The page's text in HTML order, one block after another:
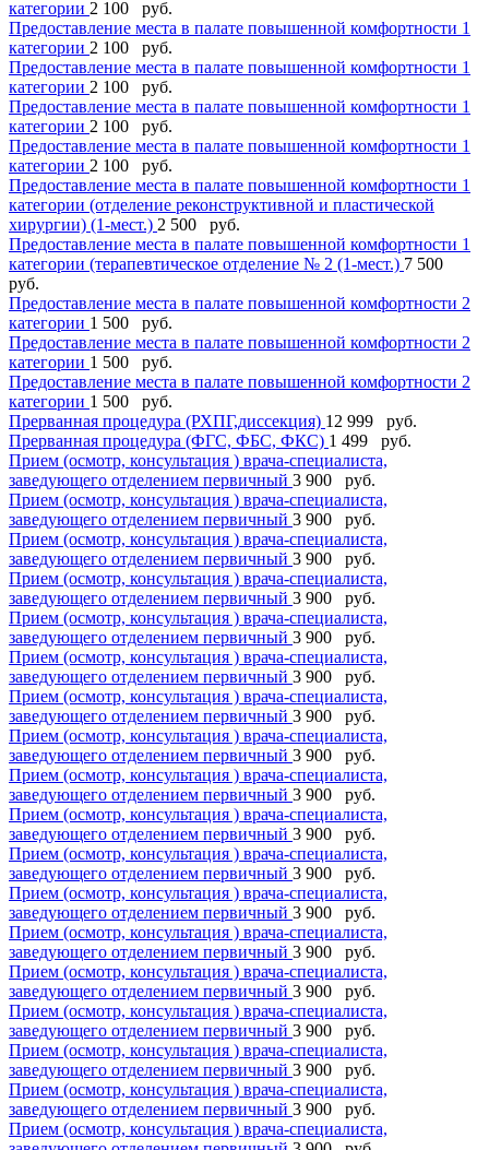
категории 2 100 руб.
Предоставление места в палате повышенной комфортности 1
категории 2 100 руб.
Предоставление места в палате повышенной комфортности 1
категории 2 100 руб.
Предоставление места в палате повышенной комфортности 1
категории 2 100 руб.
Предоставление места в палате повышенной комфортности 1
категории 2 100 руб.
Предоставление места в палате повышенной комфортности 1
категории (отделение реконструктивной и пластической
хирургии) (1-мест.) 2 500 руб.
Предоставление места в палате повышенной комфортности 1
категории (терапевтическое отделение № 2 (1-мест.) 7 500
руб.
Предоставление места в палате повышенной комфортности 2
категории 1 500 руб.
Предоставление места в палате повышенной комфортности 2
категории 1 500 руб.
Предоставление места в палате повышенной комфортности 2
категории 1 500 руб.
Прерванная процедура (РХПГ,диссекция) 12 999 руб.
Прерванная процедура (ФГС, ФБС, ФКС) 1 499 руб.
Прием (осмотр, консультация ) врача-специалиста,
заведующего отделением первичный 3 900 руб.
Прием (осмотр, консультация ) врача-специалиста,
заведующего отделением первичный 3 900 руб.
Прием (осмотр, консультация ) врача-специалиста,
заведующего отделением первичный 3 900 руб.
Прием (осмотр, консультация ) врача-специалиста,
заведующего отделением первичный 3 900 руб.
Прием (осмотр, консультация ) врача-специалиста,
заведующего отделением первичный 3 900 руб.
Прием (осмотр, консультация ) врача-специалиста,
заведующего отделением первичный 3 900 руб.
Прием (осмотр, консультация ) врача-специалиста,
заведующего отделением первичный 3 900 руб.
Прием (осмотр, консультация ) врача-специалиста,
заведующего отделением первичный 3 900 руб.
Прием (осмотр, консультация ) врача-специалиста,
заведующего отделением первичный 3 900 руб.
Прием (осмотр, консультация ) врача-специалиста,
заведующего отделением первичный 3 900 руб.
Прием (осмотр, консультация ) врача-специалиста,
заведующего отделением первичный 3 900 руб.
Прием (осмотр, консультация ) врача-специалиста,
заведующего отделением первичный 3 900 руб.
Прием (осмотр, консультация ) врача-специалиста,
заведующего отделением первичный 3 900 руб.
Прием (осмотр, консультация ) врача-специалиста,
заведующего отделением первичный 3 900 руб.
Прием (осмотр, консультация ) врача-специалиста,
заведующего отделением первичный 3 900 руб.
Прием (осмотр, консультация ) врача-специалиста,
заведующего отделением первичный 3 900 руб.
Прием (осмотр, консультация ) врача-специалиста,
заведующего отделением первичный 3 900 руб.
Прием (осмотр, консультация ) врача-специалиста,